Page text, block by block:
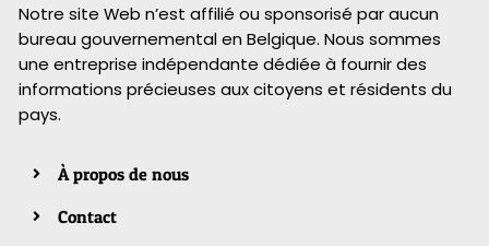
Notre site Web n’est affilié ou sponsorisé par aucun
bureau gouvernemental en Belgique. Nous sommes
une entreprise indépendante dédiée à fournir des
informations précieuses aux citoyens et résidents du
pays.
À propos de nous
Contact